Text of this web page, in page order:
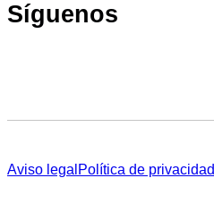
Síguenos
Aviso legal Política de privacidad